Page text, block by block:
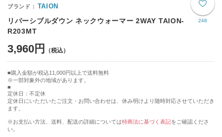
248
TAION
リバーシブルダウン ネックウォーマー 2WAY TAION-
R203MT
3,960円
購入金額が税込11,000円以上で送料無料
※一部対象外の地域があります。
定休日：不定休
定休日にいただいたご注文・お問い合わせは、休み明けより随時対応させていただき
ます。
※お支払い方法、送料、配送の詳細については特商法に基づく表記をご確認くださ
い。